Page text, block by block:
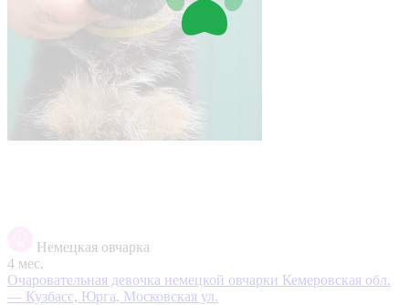
Немецкая овчарка
4 мес.
Очаровательная девочка немецкой овчарки Кемеровская обл.
— Кузбасс, Юрга, Московская ул.